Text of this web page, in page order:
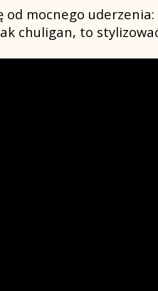
od mocnego
chuligan, to